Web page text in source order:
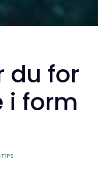
du for
i form